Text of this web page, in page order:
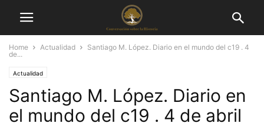
Home Actualidad
Santiago M. López. Diario en el mundo del c19 . 4
de...
Actualidad
Santiago M. López. Diario en
el mundo del c19 . 4 de abril